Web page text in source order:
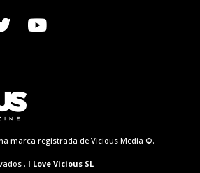
marca registrada de Vicious Media ©.
. I Love Vicious SL